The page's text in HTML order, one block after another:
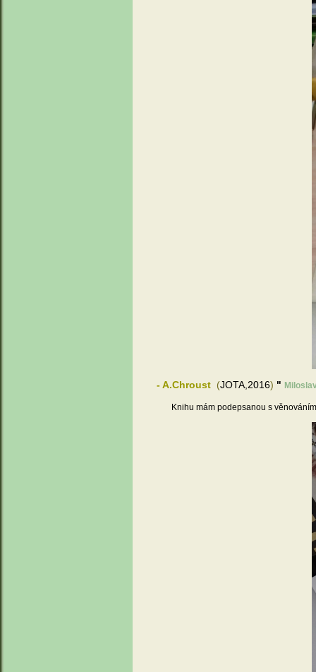
- A.Chroust (JOTA,2016) "
Knihu mám podepsanou s věnováním